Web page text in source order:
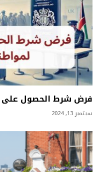
فرض شرط الحصول على
سبتمبر 13, 2024